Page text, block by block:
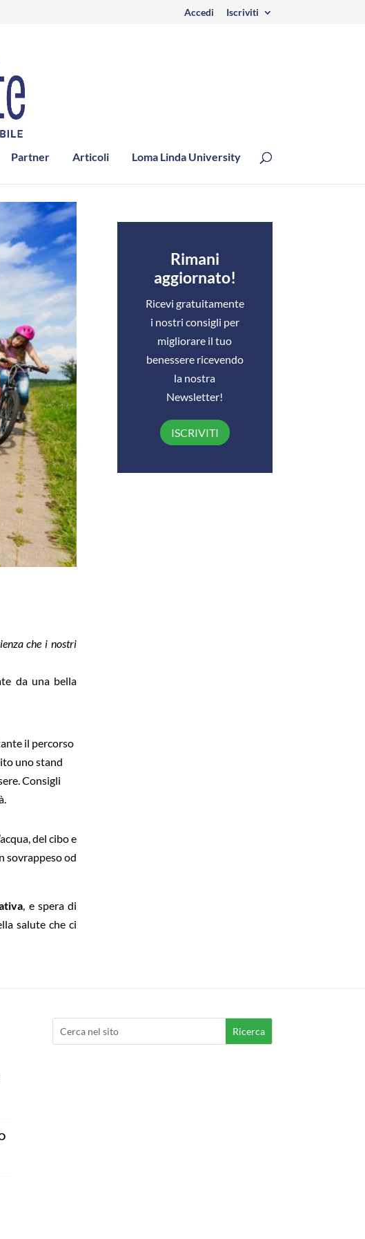
Accedi Iscriviti
Partner Articoli Loma Linda University
che i nostri
da una bella
il percorso
uno stand
Consigli
del cibo e
sovrappeso od
, e spera di
salute che ci
Rimani
aggiornato!
Ricevi gratuitamente
i nostri consigli per
migliorare il tuo
benessere ricevendo
la nostra
Newsletter!
ISCRIVITI